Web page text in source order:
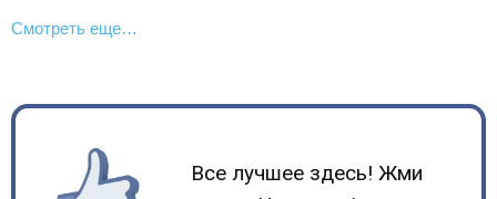
Смотреть еще…
Все лучшее здесь! Жми